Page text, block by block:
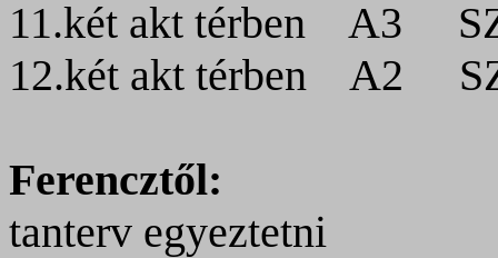
11.két akt térben
A3
12.két akt térben
A2
Ferencztől:
tanterv egyeztetni